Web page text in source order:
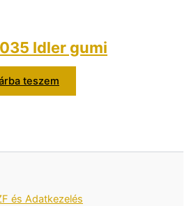
Idler gumi
teszem
és Adatkezelés